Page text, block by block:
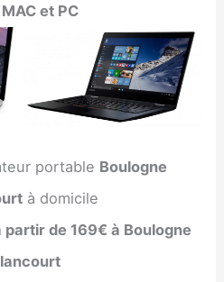
et PC
portable Boulogne
à domicile
de 169€ à Boulogne